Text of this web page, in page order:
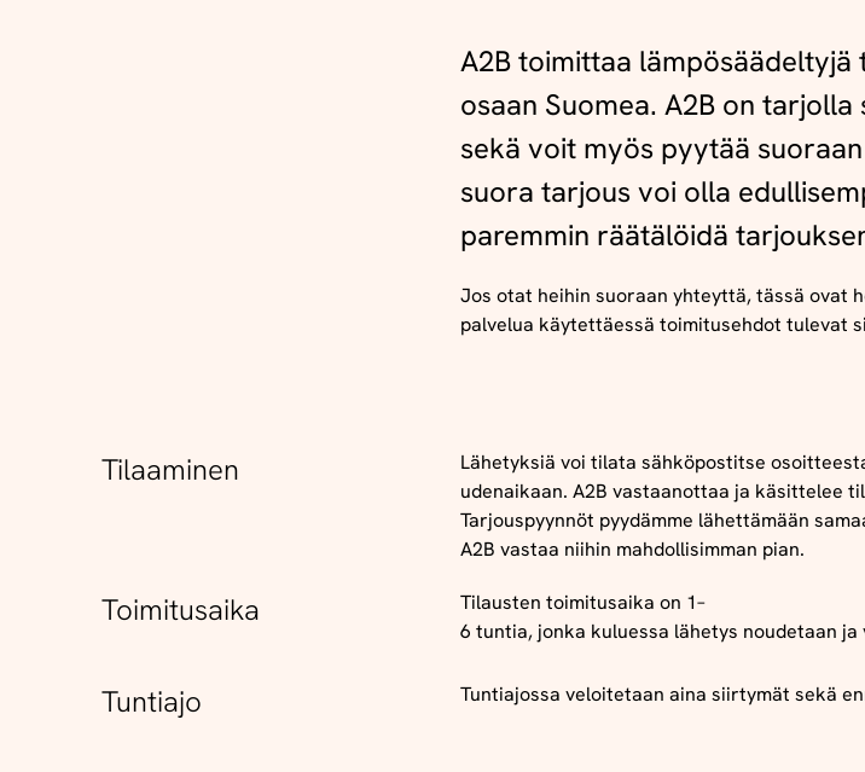
A2B toimittaa lämpösäädeltyjä
osaan Suomea. A2B on
sekä voit myös pyytää
suora tarjous voi olla
paremmin räätälöidä
Jos otat heihin suoraan yhteyttä, tässä ovat
palvelua käytettäessä toimitusehdot tulevat
Tilaaminen Lähetyksiä voi tilata sähköpostitse
udenaikaan. A2B vastaanottaa ja käsittelee
Tarjouspyynnöt pyydämme lähettämään
A2B vastaa niihin mahdollisimman pian.
Toimitusaika Tilausten toimitusaika on 1–
6 tuntia, jonka kuluessa lähetys noudetaan ja
Tuntiajo Tuntiajossa veloitetaan aina siirtymät sekä